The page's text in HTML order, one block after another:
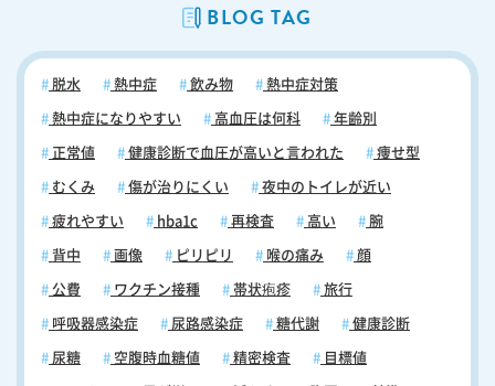
院では地域の皆様のかかりつけ医として発熱時の診察を行っておりま
症状がある患者様を対象として総合的な診療を行っております。ですか
ら、オミクロン株の初期症状のある方は、ご来院される前にまずは発熱
外来へお問合せください。（現在オミクロン株の感染拡大に伴い電話が
らかじめご理解ご了承のほどお願い致します） ※千葉県発熱相談コー
ルセンター （電話番号：0570-200-139） 対応時間：24時間（土曜
BLOG TAG
脱水 熱中症 飲み物 熱中症対策
熱中症になりやすい 高血圧は何科 年齢別
正常値 健康診断で血圧が高いと言われた 痩せ型
むくみ 傷が治りにくい 夜中のトイレが近い
疲れやすい hba1c 再検査 高い 腕
背中 画像 ピリピリ 喉の痛み 顔
公費 ワクチン接種 帯状疱疹 旅行
呼吸器感染症 尿路感染症 糖代謝 健康診断
尿糖 空腹時血糖値 精密検査 目標値